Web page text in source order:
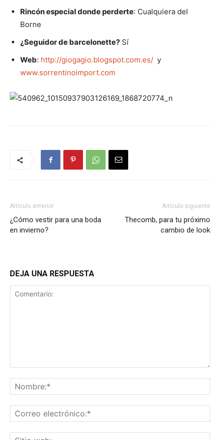
Rincón especial donde perderte: Cualquiera del
Borne
¿Seguidor de barcelonette? Sí
Web: http://giogagio.blogspot.com.es/ y
www.sorrentinoimport.com
Artículo anterior
¿Cómo vestir para una boda
en invierno?
Artículo siguiente
Thecomb, para tu próximo
cambio de look
DEJA UNA RESPUESTA